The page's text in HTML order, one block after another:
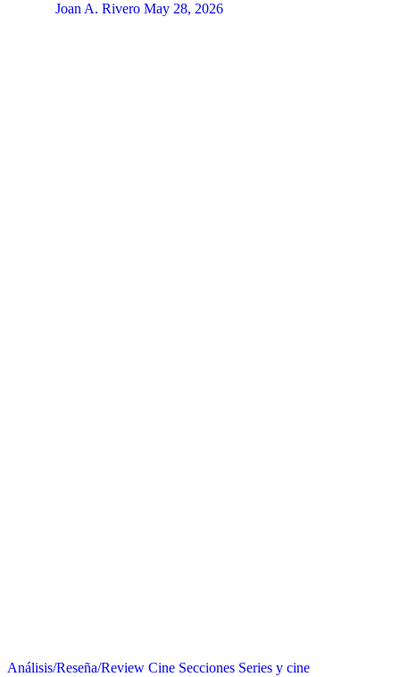
Joan A. Rivero May 28, 2026
Análisis/Reseña/Review Cine Secciones Series y cine